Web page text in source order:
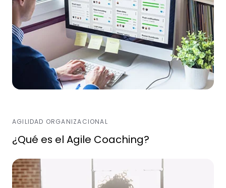
AGILIDAD ORGANIZACIONAL
¿Qué es el Agile Coaching?